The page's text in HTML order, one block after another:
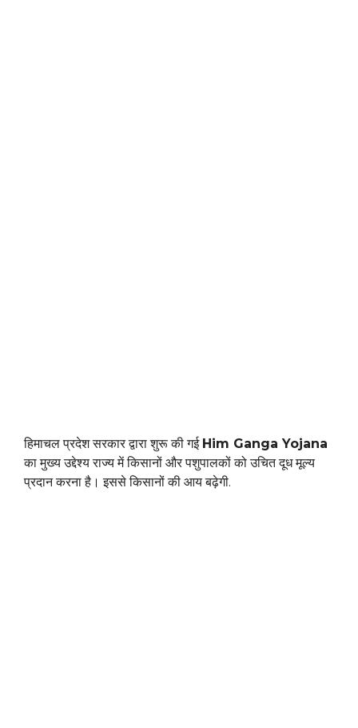
हिमाचल प्रदेश सरकार द्वारा शुरू की गई Him Ganga Yojana
का मुख्य उद्देश्य राज्य में किसानों और पशुपालकों को उचित दूध मूल्य
प्रदान करना है। इससे किसानों की आय बढ़ेगी.